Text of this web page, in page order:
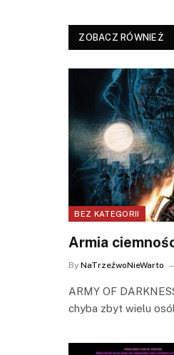
ZOBACZ RÓWNIEŻ
BEZ KATEGORII
Armia
By NaTrzeźwoNieWarto
ARMY OF
chyba zbyt wielu